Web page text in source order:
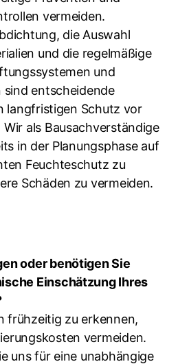
vermeiden.
die Auswahl
und die regelmäßige
und
sind entscheidende
langfristigen Schutz vor
Wir als Bausachverständige
in der Planungsphase auf
Feuchteschutz zu
Schäden zu vermeiden.
oder benötigen Sie
Einschätzung Ihres
frühzeitig zu erkennen,
vermeiden.
uns für eine unabhängige